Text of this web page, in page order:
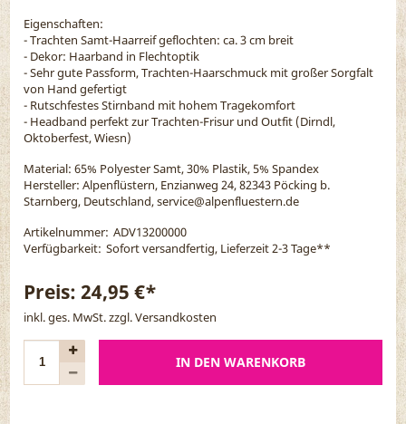
Eigenschaften:
- Trachten Samt-Haarreif geflochten: ca. 3 cm breit
- Dekor: Haarband in Flechtoptik
- Sehr gute Passform, Trachten-Haarschmuck mit großer Sorgfalt
von Hand gefertigt
- Rutschfestes Stirnband mit hohem Tragekomfort
- Headband perfekt zur Trachten-Frisur und Outfit (Dirndl,
Oktoberfest, Wiesn)
Material: 65% Polyester Samt, 30% Plastik, 5% Spandex
Hersteller: Alpenflüstern, Enzianweg 24, 82343 Pöcking b.
Starnberg, Deutschland, service@alpenfluestern.de
Artikelnummer: ADV13200000
Verfügbarkeit: Sofort versandfertig, Lieferzeit 2-3 Tage**
Preis:24,95 €*
inkl. ges. MwSt. zzgl.Versandkosten
IN DEN WARENKORB